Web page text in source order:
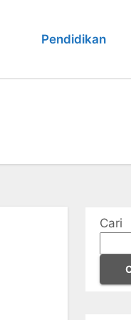
Pendidikan
Cari